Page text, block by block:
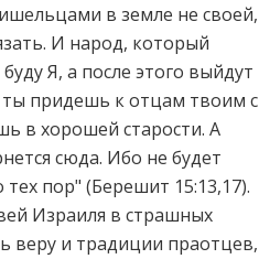
в земле не своей,
И народ, который
Я, а после этого выйдут
придешь к отцам твоим с
в хорошей старости. А
сюда. Ибо не будет
пор" (Берешит 15:13,17).
Израиля в страшных
веру и традиции праотцев,